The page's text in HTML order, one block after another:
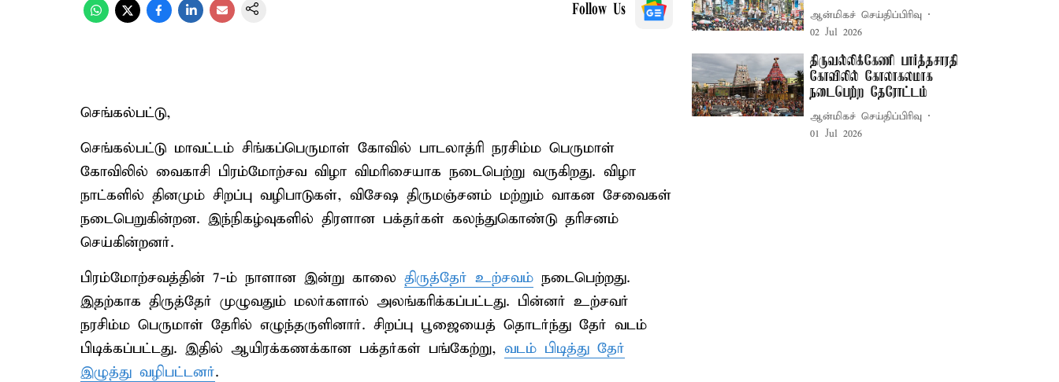
Follow Us
செங்கல்பட்டு,
செங்கல்பட்டு மாவட்டம் சிங்கப்பெருமாள் கோவில் பாடலாத்ரி நரசிம்ம பெருமாள்
கோவிலில் வைகாசி பிரம்மோற்சவ விழா விமரிசையாக நடைபெற்று வருகிறது. விழா
நாட்களில் தினமும் சிறப்பு வழிபாடுகள், விசேஷ திருமஞ்சனம் மற்றும் வாகன சேவைகள்
நடைபெறுகின்றன. இந்நிகழ்வுகளில் திரளான பக்தர்கள் கலந்துகொண்டு தரிசனம்
செய்கின்றனர்.
பிரம்மோற்சவத்தின் 7-ம் நாளான இன்று காலை திருத்தேர் உற்சவம் நடைபெற்றது.
இதற்காக திருத்தேர் முழுவதும் மலர்களால் அலங்கரிக்கப்பட்டது. பின்னர் உற்சவர்
நரசிம்ம பெருமாள் தேரில் எழுந்தருளினார். சிறப்பு பூஜையைத் தொடர்ந்து தேர் வடம்
பிடிக்கப்பட்டது. இதில் ஆயிரக்கணக்கான பக்தர்கள் பங்கேற்று, வடம் பிடித்து தேர்
இழுத்து வழிபட்டனர்.
ஆன்மிகச் செய்திப்பிரிவு
02 Jul 2026
திருவல்லிக்கேணி பார்த்தசாரதி
கோவிலில் கோலாகலமாக
நடைபெற்ற தேரோட்டம்
ஆன்மிகச் செய்திப்பிரிவு
01 Jul 2026